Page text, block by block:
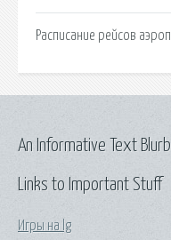
Расписание рейсов
Links to Important Stuff
Игры на lg
An Informative Text Blurb